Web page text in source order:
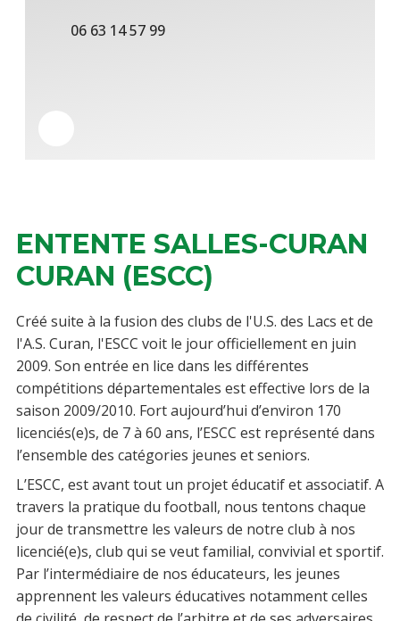
06 63 14 57 99
ENTENTE SALLES-CURAN
CURAN (ESCC)
Créé suite à la fusion des clubs de l'U.S. des Lacs et de
l'A.S. Curan, l'ESCC voit le jour officiellement en juin
2009. Son entrée en lice dans les différentes
compétitions départementales est effective lors de la
saison 2009/2010. Fort aujourd’hui d’environ 170
licenciés(e)s, de 7 à 60 ans, l’ESCC est représenté dans
l’ensemble des catégories jeunes et seniors.
L’ESCC, est avant tout un projet éducatif et associatif. A
travers la pratique du football, nous tentons chaque
jour de transmettre les valeurs de notre club à nos
licencié(e)s, club qui se veut familial, convivial et sportif.
Par l’intermédiaire de nos éducateurs, les jeunes
apprennent les valeurs éducatives notamment celles